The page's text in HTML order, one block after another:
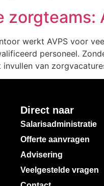
zorgteams:
werkt AVPS voor
personeel.
van
Direct naar
Salarisadministratie
Offerte aanvragen
Advisering
Veelgestelde vragen